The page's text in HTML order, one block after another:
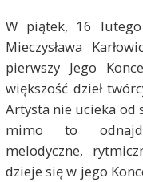
W piątek, 16
Mieczysława
pierwszy Jego
większość dzieł
Artysta nie ucieka od
mimo to
melodyczne,
dzieje się w jego